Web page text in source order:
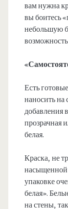
вам нужна
вы боитесь
небольшую
Есть
наносить на
добавления
прозрачная
белая.
Краска, не
насыщенной
упаковке
белая».
на стены,